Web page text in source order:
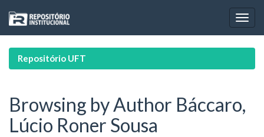
navigation
Repositório UFT
Browsing by Author Báccaro,
Lúcio Roner Sousa